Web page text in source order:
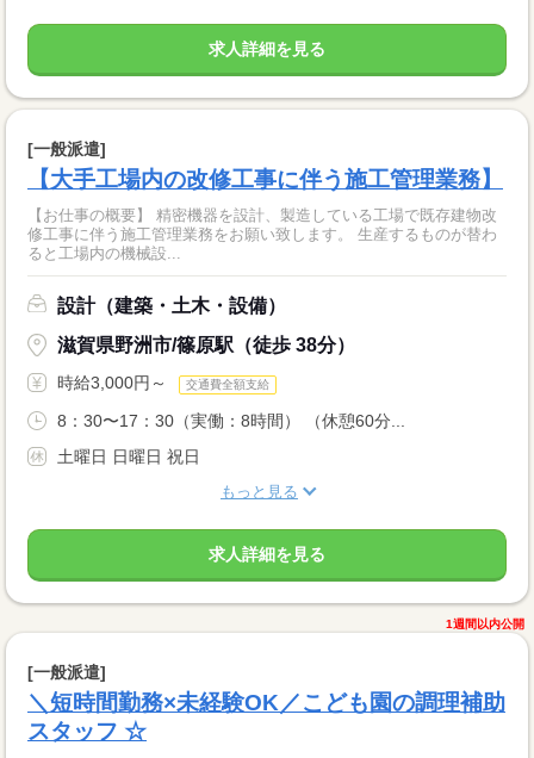
求人詳細を見る
[一般派遣]
【大手工場内の改修工事に伴う施工管理業務】
【お仕事の概要】 精密機器を設計、製造している工場で既存建物改
修工事に伴う施工管理業務をお願い致します。 生産するものが替わ
ると工場内の機械設...
設計（建築・土木・設備）
滋賀県野洲市/篠原駅（徒歩 38分）
時給3,000円～ 交通費全額支給
8：30〜17：30（実働：8時間） （休憩60分...
土曜日 日曜日 祝日
もっと見る
求人詳細を見る
1週間以内公開
[一般派遣]
＼短時間勤務×未経験OK／こども園の調理補助
スタッフ ☆